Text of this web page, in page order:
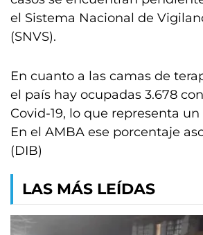
el Sistema Nacional de
(SNVS).
En cuanto a las camas de
el país hay ocupadas 3.678
Covid-19, lo que representa un
En el AMBA ese porcentaje
(DIB)
LAS MÁS LEÍDAS